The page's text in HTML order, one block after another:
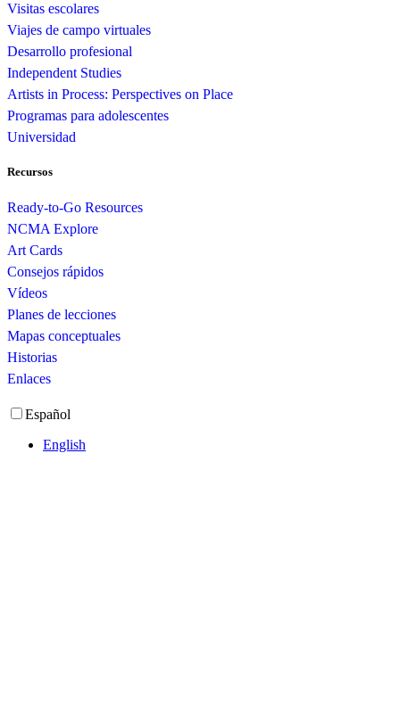
Visitas escolares
Viajes de campo virtuales
Desarrollo profesional
Independent Studies
Artists in Process: Perspectives on Place
Programas para adolescentes
Universidad
Recursos
Ready-to-Go Resources
NCMA Explore
Art Cards
Consejos rápidos
Vídeos
Planes de lecciones
Mapas conceptuales
Historias
Enlaces
Español
English